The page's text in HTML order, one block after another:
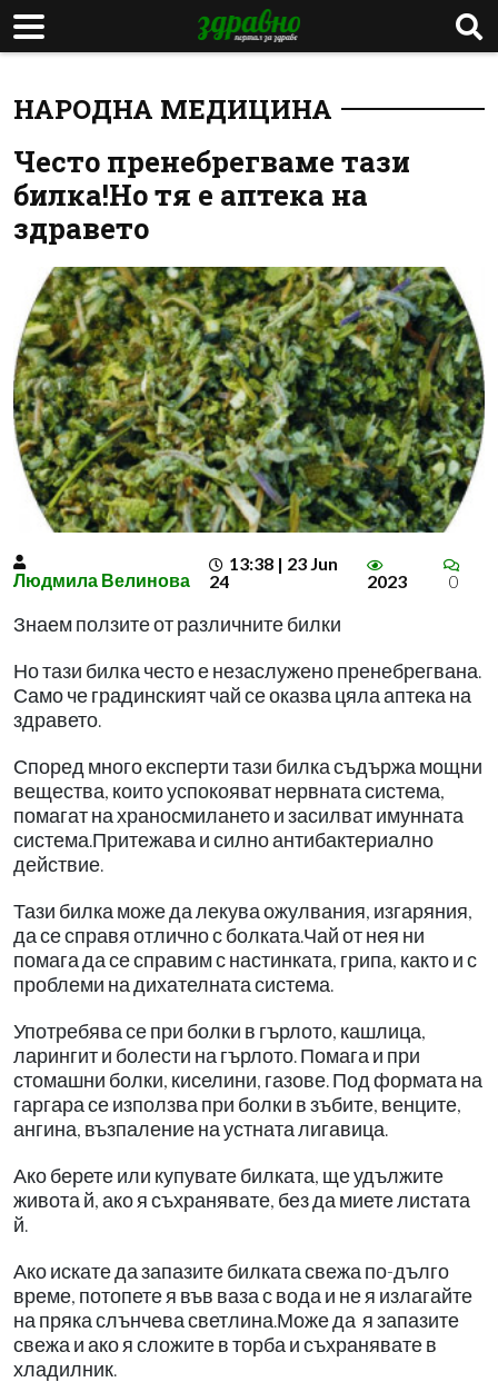
НАРОДНА МЕДИЦИНА
Често пренебрегваме тази
билка!Но тя е аптека на
здравето
Людмила Велинова
13:38 | 23 Jun
24
2023 0
Знаем ползите от различните билки
Но тази билка често е незаслужено пренебрегвана.
Само че градинският чай се оказва цяла аптека на
здравето.
Според много експерти тази билка съдържа мощни
вещества, които успокояват нервната система,
помагат на храносмилането и засилват имунната
система.Притежава и силно антибактериално
действие.
Тази билка може да лекува ожулвания, изгаряния,
да се справя отлично с болката.Чай от нея ни
помага да се справим с настинката, грипа, както и с
проблеми на дихателната система.
Употребява се при болки в гърлото, кашлица,
ларингит и болести на гърлото. Помага и при
стомашни болки, киселини, газове. Под формата на
гаргара се използва при болки в зъбите, венците,
ангина, възпаление на устната лигавица.
Ако берете или купувате билката, ще удължите
живота й, ако я съхранявате, без да миете листата
й.
Ако искате да запазите билката свежа по-дълго
време, потопете я във ваза с вода и не я излагайте
на пряка слънчева светлина.Може да я запазите
свежа и ако я сложите в торба и съхранявате в
хладилник.